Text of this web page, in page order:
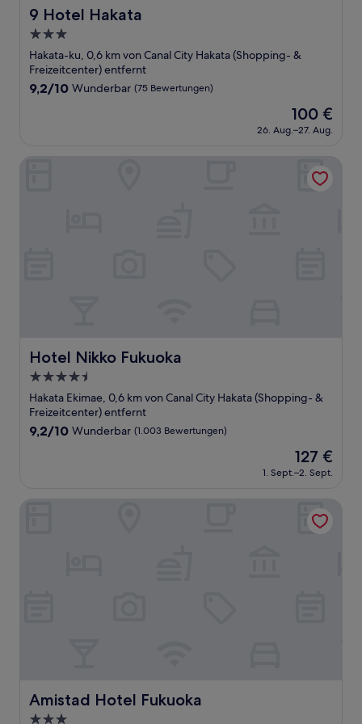
9 Hotel Hakata
9 Hotel Hakata
3.0-
Sterne-
Unterkunft
Hakata-ku, 0,6 km von Canal City Hakata (Shopping- &
Freizeitcenter) entfernt
9.2
Bewertungen)
9,2/10 Wunderbar (75 Bewertungen)
Der
Preis
beträgt
100 €
26. Aug.–27. Aug.
Hotel Nikko Fukuoka
Hotel Nikko Fukuoka
4.5-
Sterne-
Unterkunft
Hakata Ekimae, 0,6 km von Canal City Hakata (Shopping- &
Freizeitcenter) entfernt
9.2
Bewertungen)
9,2/10 Wunderbar (1.003 Bewertungen)
Der
Preis
beträgt
127 €
1. Sept.–2. Sept.
Amistad Hotel Fukuoka
Amistad Hotel Fukuoka
3.0-